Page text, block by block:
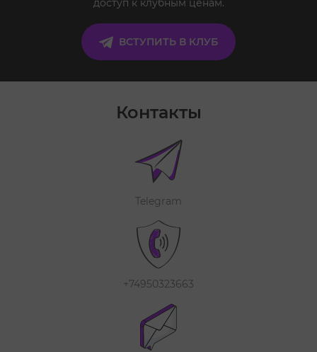
доступ к клубным ценам.
ВСТУПИТЬ В КЛУБ
Контакты
Telegram
+74950323663